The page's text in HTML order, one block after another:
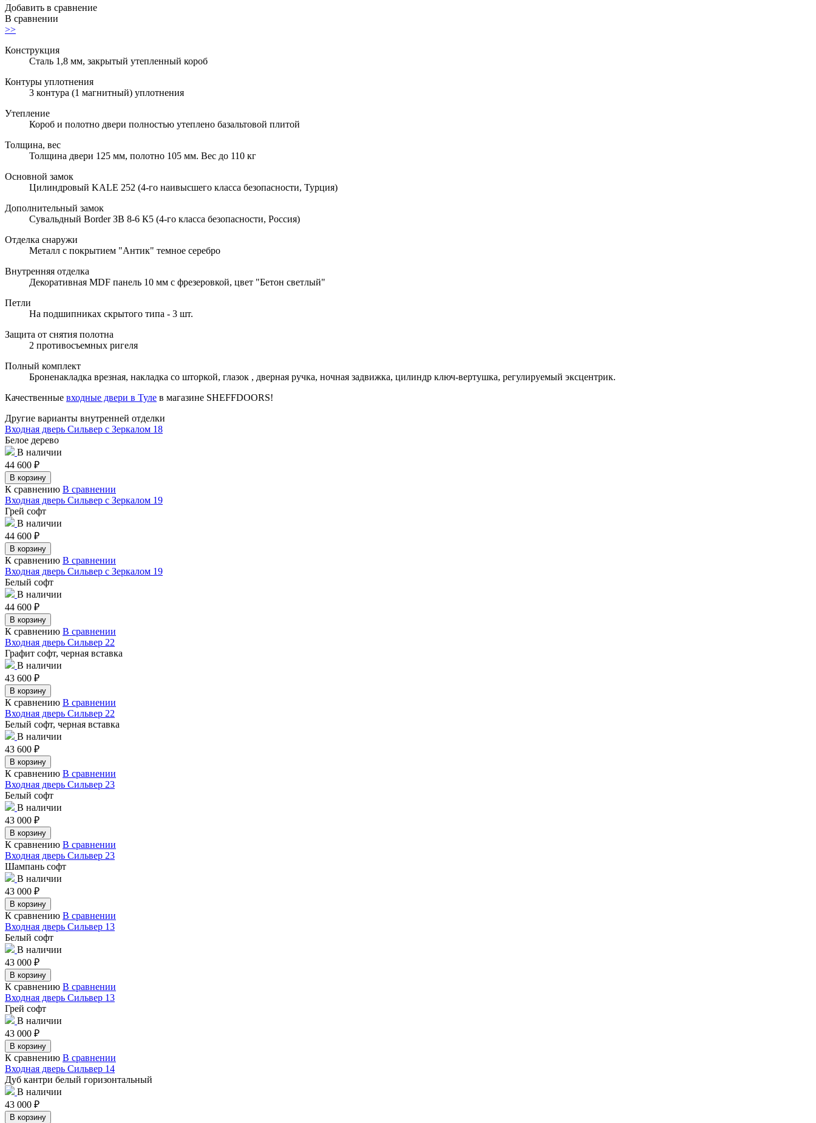
Добавить в сравнение
В сравнении
>>
Конструкция
Сталь 1,8 мм, закрытый утепленный короб
Контуры уплотнения
3 контура (1 магнитный) уплотнения
Утепление
Короб и полотно двери полностью утеплено базальтовой плитой
Толщина, вес
Толщина двери 125 мм, полотно 105 мм. Вес до 110 кг
Основной замок
Цилиндровый KALE 252 (4-го наивысшего класса безопасности, Турция)
Дополнительный замок
Сувальдный Border ЗВ 8-6 К5 (4-го класса безопасности, Россия)
Отделка снаружи
Металл с покрытием "Антик" темное серебро
Внутренняя отделка
Декоративная MDF панель 10 мм с фрезеровкой, цвет "Бетон светлый"
Петли
На подшипниках скрытого типа - 3 шт.
Защита от снятия полотна
2 противосъемных ригеля
Полный комплект
Броненакладка врезная, накладка со шторкой, глазок , дверная ручка, ночная задвижка, цилиндр ключ-вертушка, регулируемый эксцентрик.
Качественные входные двери в Туле в магазине SHEFFDOORS!
Другие варианты внутренней отделки
Входная дверь Сильвер с Зеркалом 18
Белое дерево
В наличии
44 600 ₽
В корзину
К сравнению В сравнении
Входная дверь Сильвер с Зеркалом 19
Грей софт
В наличии
44 600 ₽
В корзину
К сравнению В сравнении
Входная дверь Сильвер с Зеркалом 19
Белый софт
В наличии
44 600 ₽
В корзину
К сравнению В сравнении
Входная дверь Сильвер 22
Графит софт, черная вставка
В наличии
43 600 ₽
В корзину
К сравнению В сравнении
Входная дверь Сильвер 22
Белый софт, черная вставка
В наличии
43 600 ₽
В корзину
К сравнению В сравнении
Входная дверь Сильвер 23
Белый софт
В наличии
43 000 ₽
В корзину
К сравнению В сравнении
Входная дверь Сильвер 23
Шампань софт
В наличии
43 000 ₽
В корзину
К сравнению В сравнении
Входная дверь Сильвер 13
Белый софт
В наличии
43 000 ₽
В корзину
К сравнению В сравнении
Входная дверь Сильвер 13
Грей софт
В наличии
43 000 ₽
В корзину
К сравнению В сравнении
Входная дверь Сильвер 14
Дуб кантри белый горизонтальный
В наличии
43 000 ₽
В корзину